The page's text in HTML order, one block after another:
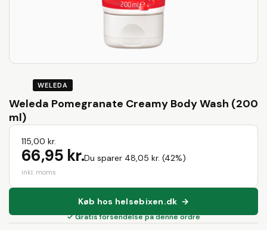
WELEDA
Weleda Pomegranate Creamy Body Wash (200
ml)
115,00 kr.
66,95 kr.Du sparer 48,05 kr. (42%)
inkl. moms
Køb hos helsebixen.dk →
✓ Gratis forsendelse på denne ordre